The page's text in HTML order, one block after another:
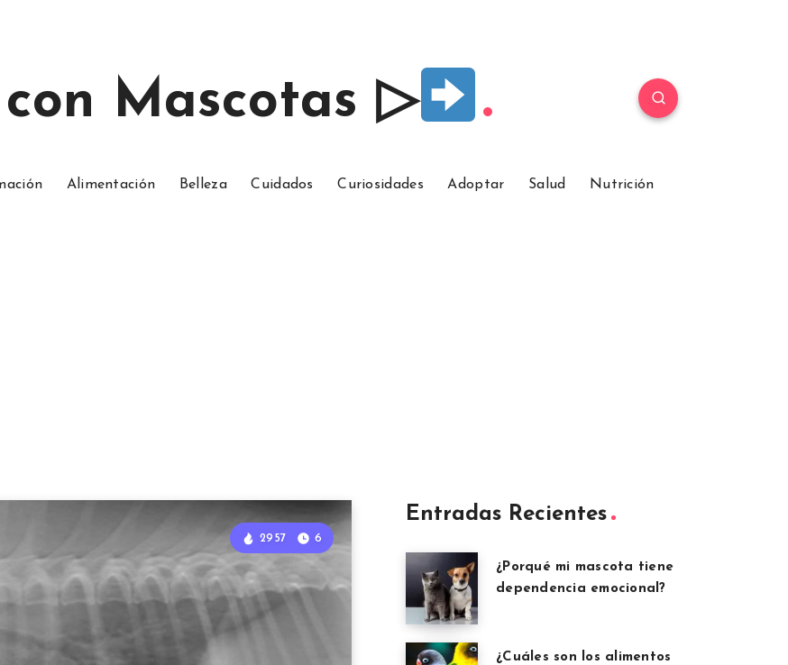
Mascotas ▷
Alimentación Belleza Cuidados Curiosidades Adoptar Salud Nutrición
2957 6
Entradas Recientes
¿Porqué mi mascota tiene
dependencia emocional?
¿Cuáles son los alimentos